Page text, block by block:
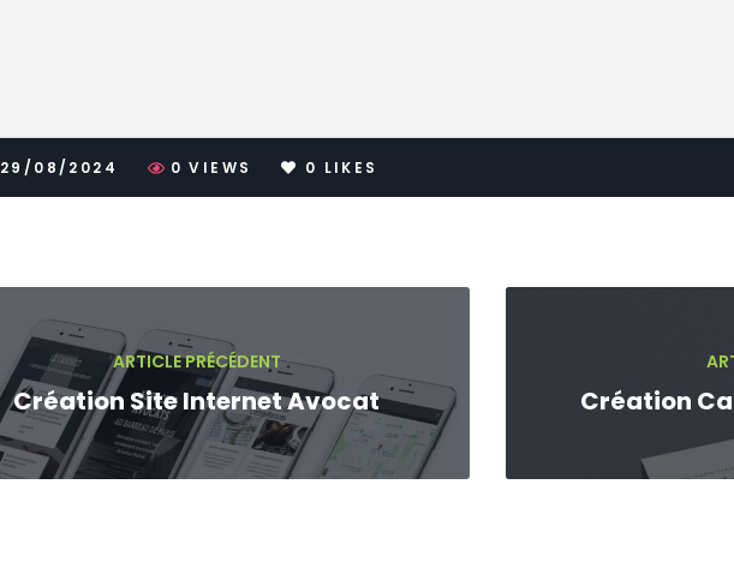
29/08/2024 0 VIEWS 0 LIKES
ARTICLE PRÉCÉDENT
Création Site Internet Avocat Création